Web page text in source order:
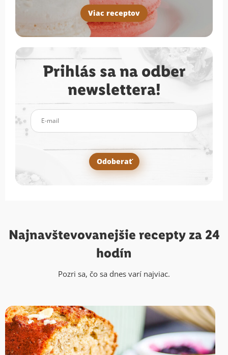
Viac receptov
Prihlás sa na odber
newslettera!
E-mail
Odoberať
Najnavštevovanejšie recepty za 24
hodín
Pozri sa, čo sa dnes varí najviac.